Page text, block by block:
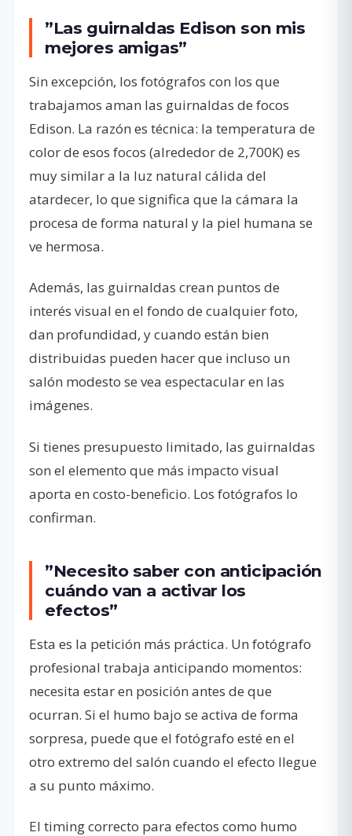
”Las guirnaldas Edison son mis
mejores amigas”
Sin excepción, los fotógrafos con los que
trabajamos aman las guirnaldas de focos
Edison. La razón es técnica: la temperatura de
color de esos focos (alrededor de 2,700K) es
muy similar a la luz natural cálida del
atardecer, lo que significa que la cámara la
procesa de forma natural y la piel humana se
ve hermosa.
Además, las guirnaldas crean puntos de
interés visual en el fondo de cualquier foto,
dan profundidad, y cuando están bien
distribuidas pueden hacer que incluso un
salón modesto se vea espectacular en las
imágenes.
Si tienes presupuesto limitado, las guirnaldas
son el elemento que más impacto visual
aporta en costo-beneficio. Los fotógrafos lo
confirman.
”Necesito saber con anticipación
cuándo van a activar los
efectos”
Esta es la petición más práctica. Un fotógrafo
profesional trabaja anticipando momentos:
necesita estar en posición antes de que
ocurran. Si el humo bajo se activa de forma
sorpresa, puede que el fotógrafo esté en el
otro extremo del salón cuando el efecto llegue
a su punto máximo.
El timing correcto para efectos como humo